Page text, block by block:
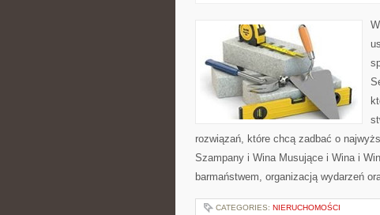
rozwiązań, które chcą zadbać o
Szampany i Wina Musujące i Wina i
barmaństwem, organizacją wydarzeń
CATEGORIES: NIERUCHOMOŚCI